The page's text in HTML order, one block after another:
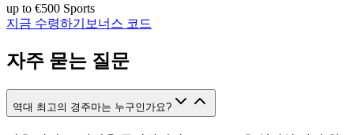
up to €500 Sports
지금 수령하기 보너스 코드
자주 묻는 질문
역대 최고의 경주마는 누구인가요?